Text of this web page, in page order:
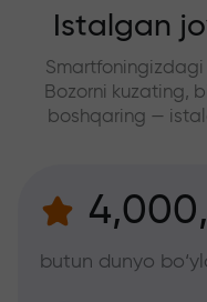
Istalgan
Bozorni kuzating,
boshqaring —
butun dunyo